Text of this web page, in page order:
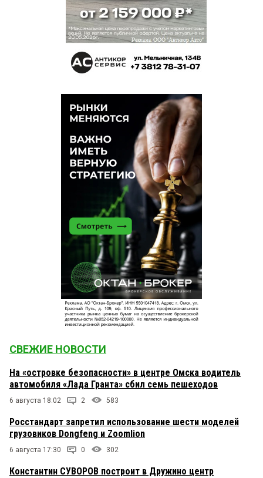
СВЕЖИЕ НОВОСТИ
На «островке безопасности» в центре Омска водитель
автомобиля «Лада Гранта» сбил семь пешеходов
6 августа 18:02 2 583
Росстандарт запретил использование шести моделей
грузовиков Dongfeng и Zoomlion
6 августа 17:30 0 302
Константин СУВОРОВ построит в Дружино центр